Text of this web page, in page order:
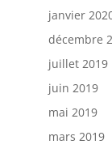
janvier
décembre
juillet 2019
juin 2019
mai 2019
mars 2019